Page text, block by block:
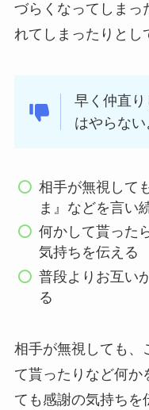
づらくなってしまっ
れてしまったりとし
早く仲直
はやらな
相手が無視して
ま』などを言い
何かして貰った
気持ちを伝える
普段よりお互い
る
相手が無視しても、
て貰ったりなど何か
ても感謝の気持ちを